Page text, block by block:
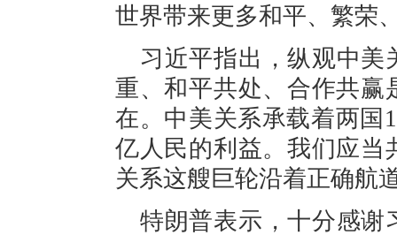
世界带来更多和平、繁荣
习近平指出，纵观中美
重、和平共处、合作共赢
在。中美关系承载着两国
亿人民的利益。我们应当
关系这艘巨轮沿着正确航
特朗普表示，十分感谢